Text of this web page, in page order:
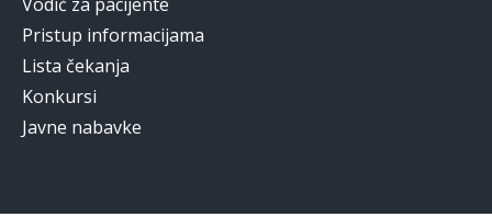
Pristup informacijama
Lista čekanja
Konkursi
Javne nabavke